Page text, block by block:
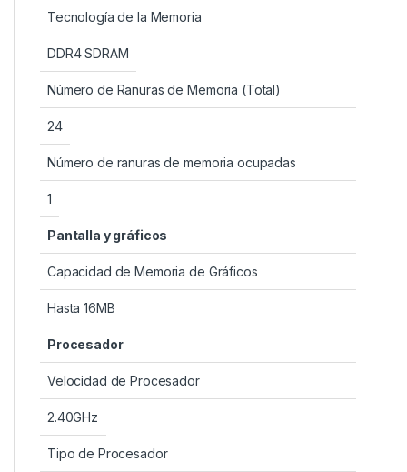
Tecnología de la Memoria
DDR4 SDRAM
Número de Ranuras de Memoria (Total)
24
Número de ranuras de memoria ocupadas
1
Pantalla y gráficos
Capacidad de Memoria de Gráficos
Hasta 16MB
Procesador
Velocidad de Procesador
2.40GHz
Tipo de Procesador